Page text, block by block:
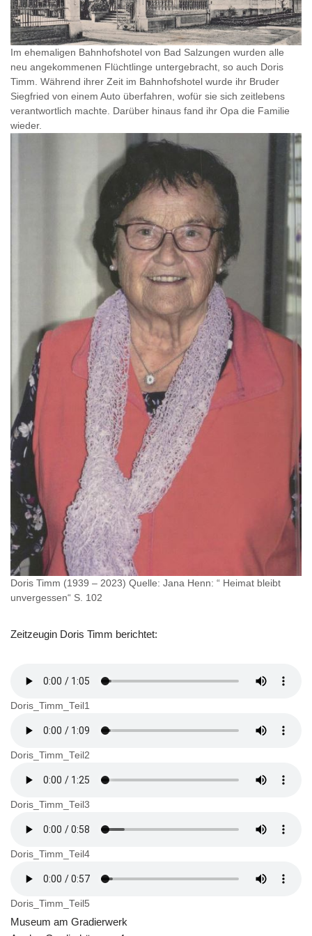
Im ehemaligen Bahnhofshotel von Bad Salzungen wurden alle
neu angekommenen Flüchtlinge untergebracht, so auch Doris
Timm. Während ihrer Zeit im Bahnhofshotel wurde ihr Bruder
Siegfried von einem Auto überfahren, wofür sie sich zeitlebens
verantwortlich machte. Darüber hinaus fand ihr Opa die Familie
wieder.
Doris Timm (1939 – 2023) Quelle: Jana Henn: “ Heimat bleibt
unvergessen“ S. 102
Zeitzeugin Doris Timm berichtet:
Doris_Timm_Teil1
Doris_Timm_Teil2
Doris_Timm_Teil3
Doris_Timm_Teil4
Doris_Timm_Teil5
Museum am Gradierwerk